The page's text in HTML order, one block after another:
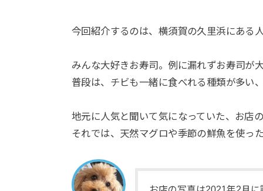
今回紹介するのは、横須賀の久里浜にある
みんな大好きお寿司。例に漏れずお寿司が
普段は、チビも一緒に食べれる種類が多い
地元に人気と聞いて気になっていた、お店
それでは、天然マグロや季節の鮮魚を使っ